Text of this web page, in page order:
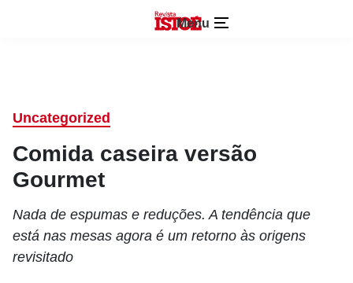
Menu
Uncategorized
Comida caseira versão
Gourmet
Nada de espumas e reduções. A tendência que
está nas mesas agora é um retorno às origens
revisitado